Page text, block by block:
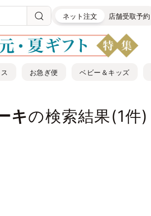
ネット注文 店舗受取予約
お急ぎ便 ベビー＆キッズ
キの検索結果(1件)